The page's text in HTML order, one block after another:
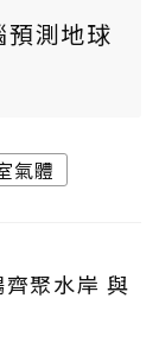
測地球
氣體
聚水岸 與